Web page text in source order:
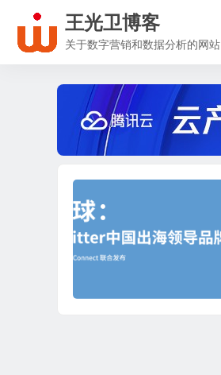
王光卫博客
关于数字营销和数据分析的网站